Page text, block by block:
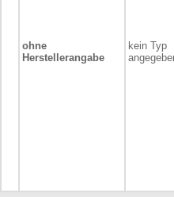
ohne
Herstellerangabe
kein Typ